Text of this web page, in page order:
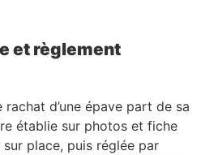
et règlement
rachat d’une épave part de sa
établie sur photos et fiche
place, puis réglée par